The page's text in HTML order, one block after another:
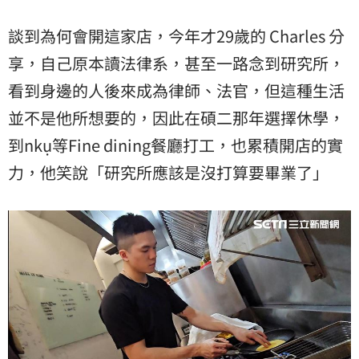
談到為何會開這家店，今年才29歲的 Charles 分
享，自己原本讀法律系，甚至一路念到研究所，
看到身邊的人後來成為律師、法官，但這種生活
並不是他所想要的，因此在碩二那年選擇休學，
到nkụ等Fine dining餐廳打工，也累積開店的實
力，他笑說「研究所應該是沒打算要畢業了」